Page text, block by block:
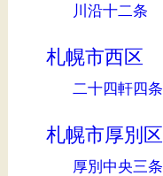
川沿十二条
札幌市西区
二十四軒四条
札幌市厚別区
厚別中央三条